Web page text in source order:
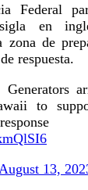
Federal
en
zona de
respuesta.
Generators
to
August 13,